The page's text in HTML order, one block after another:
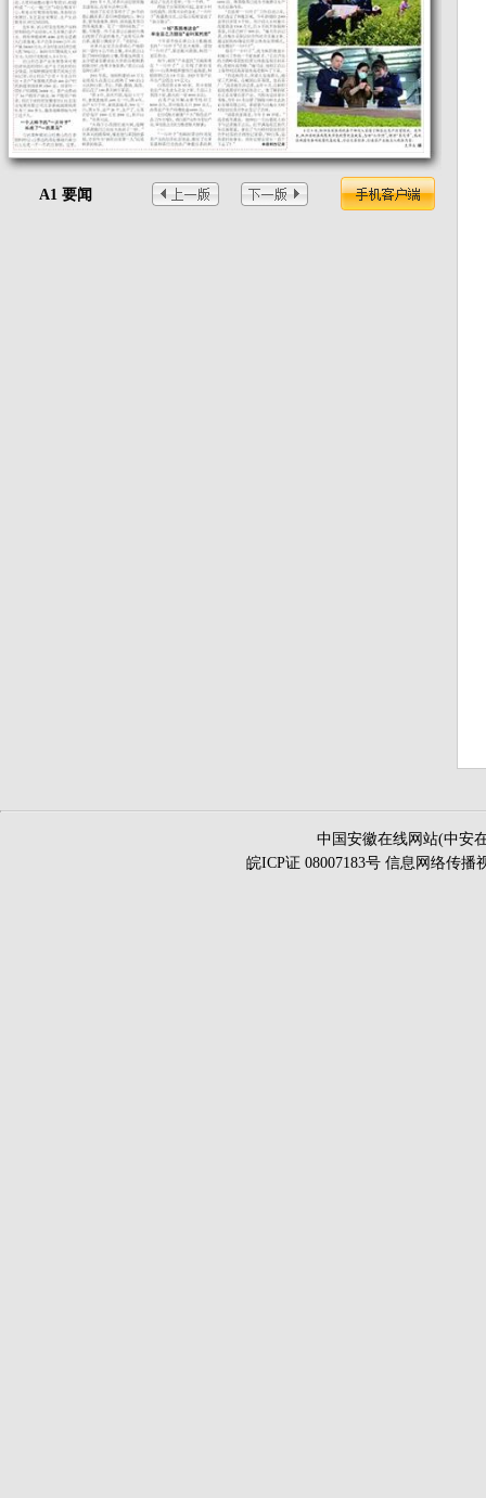
A1 要闻
中国安徽在线网站(中安
皖ICP证 08007183号 信息网络传播